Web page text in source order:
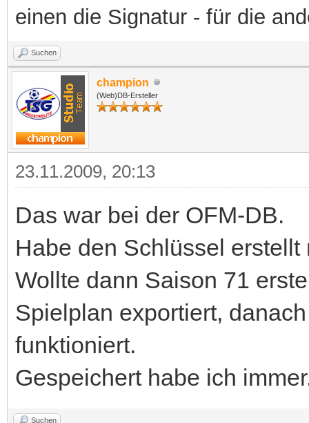
einen die Signatur - für die
Suchen
champion
(Web)DB-Ersteller
23.11.2009, 20:13
Das war bei der OFM-DB.
Habe den Schlüssel erstellt
Wollte dann Saison 71
Spielplan exportiert,
funktioniert.
Gespeichert habe ich
Suchen